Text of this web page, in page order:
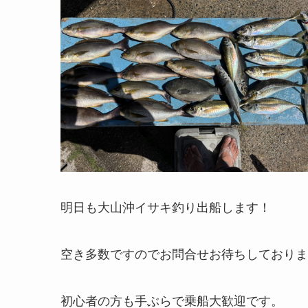
明日も大山沖イサキ釣り出船します！
空き多数ですのでお問合せお待ちしており
初心者の方も手ぶらで乗船大歓迎です。